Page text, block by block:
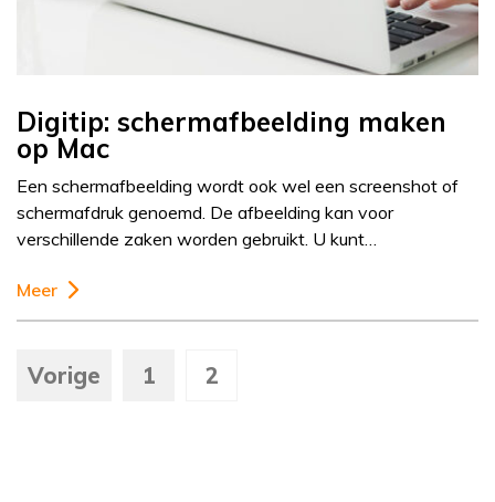
Digitip: schermafbeelding maken
op Mac
Een schermafbeelding wordt ook wel een screenshot of
schermafdruk genoemd. De afbeelding kan voor
verschillende zaken worden gebruikt. U kunt…
Meer
Vorige 1 2